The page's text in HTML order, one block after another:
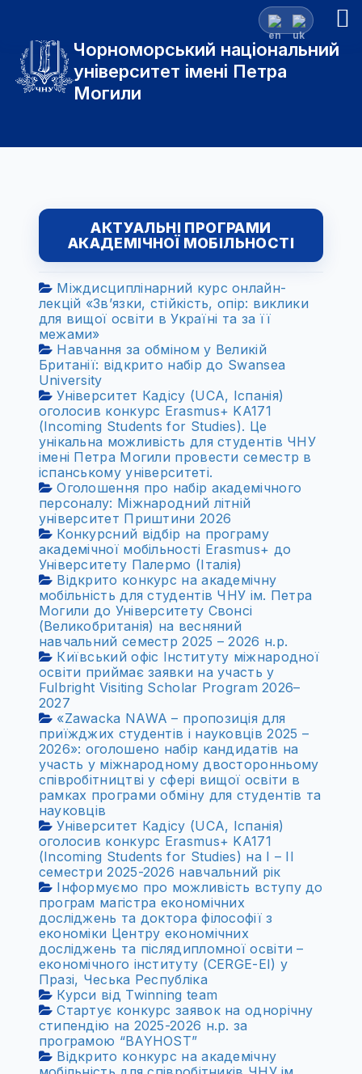
Чорноморський національний
університет імені Петра
Могили
АКТУАЛЬНІ ПРОГРАМИ
АКАДЕМІЧНОЇ МОБІЛЬНОСТІ
Міждисциплінарний курс онлайн-
лекцій «Зв’язки, стійкість, опір: виклики
для вищої освіти в Україні та за її
межами»
Навчання за обміном у Великій
Британії: відкрито набір до Swansea
University
Університет Кадісу (UCA, Іспанія)
оголосив конкурс Erasmus+ KA171
(Incoming Students for Studies). Це
унікальна можливість для студентів ЧНУ
імені Петра Могили провести семестр в
іспанському університеті.
Оголошення про набір академічного
персоналу: Міжнародний літній
університет Приштини 2026
Конкурсний відбір на програму
академічної мобільності Erasmus+ до
Університету Палермо (Італія)
Відкрито конкурс на академічну
мобільність для студентів ЧНУ ім. Петра
Могили до Університету Свонсі
(Великобританія) на весняний
навчальний семестр 2025 – 2026 н.р.
Київський офіс Інституту міжнародної
освіти приймає заявки на участь у
Fulbright Visiting Scholar Program 2026–
2027
«Zawacka NAWA – пропозиція для
приїжджих студентів і науковців 2025 –
2026»: оголошено набір кандидатів на
участь у міжнародному двосторонньому
співробітництві у сфері вищої освіти в
рамках програми обміну для студентів та
науковців
Університет Кадісу (UCA, Іспанія)
оголосив конкурс Erasmus+ KA171
(Incoming Students for Studies) на І – ІІ
семестри 2025-2026 навчальний рік
Інформуємо про можливість вступу до
програм магістра економічних
досліджень та доктора філософії з
економіки Центру економічних
досліджень та післядипломної освіти –
економічного інституту (CERGE-EI) у
Празі, Чеська Республіка
Курси від Twinning team
Стартує конкурс заявок на однорічну
стипендію на 2025-2026 н.р. за
програмою “BAYHOST”
Відкрито конкурс на академічну